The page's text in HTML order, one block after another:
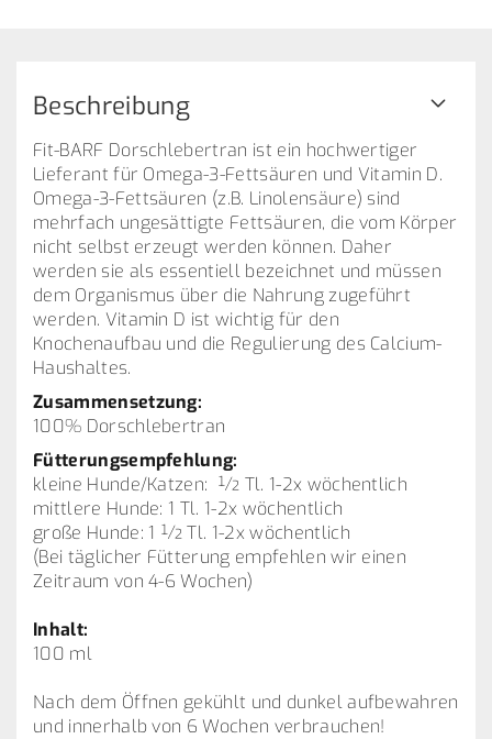
Beschreibung
Fit-BARF Dorschlebertran ist ein hochwertiger
Lieferant für Omega-3-Fettsäuren und Vitamin D.
Omega-3-Fettsäuren (z.B. Linolensäure) sind
mehrfach ungesättigte Fettsäuren, die vom Körper
nicht selbst erzeugt werden können. Daher
werden sie als essentiell bezeichnet und müssen
dem Organismus über die Nahrung zugeführt
werden. Vitamin D ist wichtig für den
Knochenaufbau und die Regulierung des Calcium-
Haushaltes.
Zusammensetzung:
100% Dorschlebertran
Fütterungsempfehlung:
kleine Hunde/Katzen: ½ Tl. 1-2x wöchentlich
mittlere Hunde: 1 Tl. 1-2x wöchentlich
große Hunde: 1 ½ Tl. 1-2x wöchentlich
(Bei täglicher Fütterung empfehlen wir einen
Zeitraum von 4-6 Wochen)
Inhalt:
100 ml
Nach dem Öffnen gekühlt und dunkel aufbewahren
und innerhalb von 6 Wochen verbrauchen!